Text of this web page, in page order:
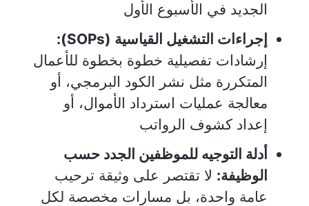
الجديد في الأسبوع الأول
إجراءات التشغيل القياسية (SOPs):
إرشادات تفصيلية خطوة بخطوة للأعمال
المتكررة مثل نشر الكود البرمجي، أو
معالجة عمليات استرداد الأموال، أو
إعداد كشوف الرواتب
أدلة التوجيه للموظفين الجدد حسب
الوظيفة: لا تقتصر على وثيقة ترحيب
عامة واحدة، بل مسارات مخصصة لكل